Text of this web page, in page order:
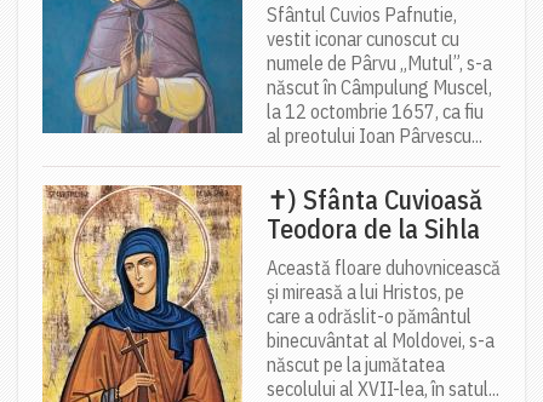
Sfântul Cuvios Pafnutie,
vestit iconar cunoscut cu
numele de Pârvu „Mutul”, s-a
născut în Câmpulung Muscel,
la 12 octombrie 1657, ca fiu
al preotului Ioan Pârvescu...
✝) Sfânta Cuvioasă
Teodora de la Sihla
Această floare duhovnicească
și mireasă a lui Hristos, pe
care a odrăslit-o pământul
binecuvântat al Moldovei, s-a
născut pe la jumătatea
secolului al XVII-lea, în satul...